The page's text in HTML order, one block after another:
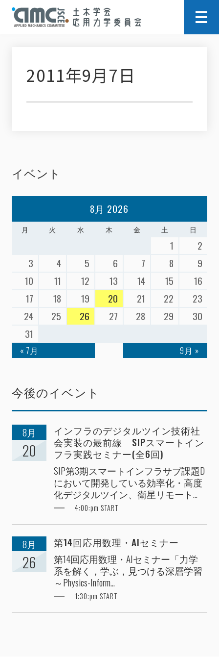
2011年9月7日
イベント
8月 2026
月 火 水 木 金 土 日
1
2
3
4 5 6 7 8
9
10
11 12 13 14 15
16
17
18 19 20 21 22
23
24
25 26 27 28 29
30
31
« 7月 9月 »
今後のイベント
8月
20
インフラのデジタルツイン技術社
会実装の最前線 SIPスマートイン
フラ実践セミナー(全6回)
SIP第3期スマートインフラサブ課題D
において開発している効率化・高度
化デジタルツイン、衛星リモート...
4:00:pm START
8月
26
第14回応用数理・AIセミナー
第14回応用数理・AIセミナー「力学
系を解く，学ぶ，見つける深層学習
～Physics-Inform...
1:30:pm START